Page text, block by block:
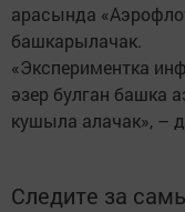
арасында
башкарылачак.
«Экспериментка
әзер булган башка
кушыла алачак», –
Следите за